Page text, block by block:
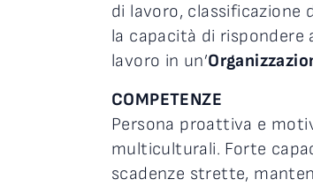
di lavoro, classificazione
la capacità di rispondere
lavoro in un’
COMPETENZE
Persona proattiva e
multiculturali. Forte
scadenze strette,